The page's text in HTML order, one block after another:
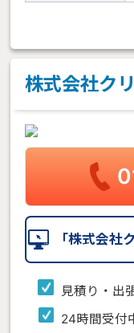
株式会社ク
「株式会社
見積り・出
24時間受付